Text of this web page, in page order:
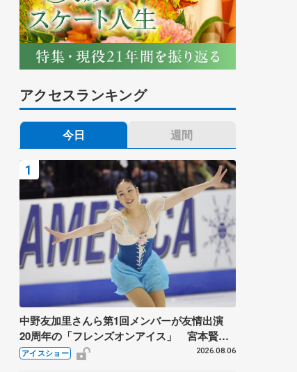
アクセスランキング
今日 週間
中野友加里さんら第1回メンバーが友情出演
20周年の「フレンズオンアイス」 宮本賢二
さん、有川梨絵さん、田村岳斗さんも
アイスショー 2026.08.06